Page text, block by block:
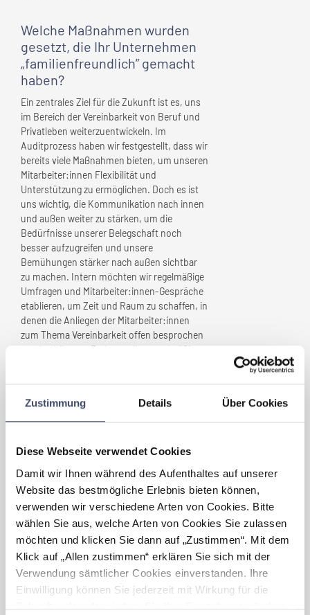
Zustimmung Details Über Cookies
Diese Webseite verwendet Cookies
Damit wir Ihnen während des Aufenthaltes auf unserer
Website das bestmögliche Erlebnis bieten können,
verwenden wir verschiedene Arten von Cookies. Bitte
wählen Sie aus, welche Arten von Cookies Sie zulassen
möchten und klicken Sie dann auf „Zustimmen“. Mit dem
Klick auf „Allen zustimmen“ erklären Sie sich mit der
Verwendung sämtlicher Cookies einverstanden. Ihre
Einwilligung können Sie jederzeit mit Wirkung für die
Welche Maßnahmen wurden
gesetzt, die Ihr Unternehmen
„familienfreundlich” gemacht
haben?
Ein zentrales Ziel für die Zukunft ist es, uns
im Bereich der Vereinbarkeit von Beruf und
Privatleben weiterzuentwickeln. Im
Auditprozess haben wir festgestellt, dass wir
bereits viele Maßnahmen bieten, um unseren
Mitarbeiter:innen Flexibilität und
Unterstützung zu ermöglichen. Doch es ist
uns wichtig, die Kommunikation nach innen
und außen weiter zu stärken, um die
Bedürfnisse unserer Belegschaft noch
besser aufzugreifen und unsere
Bemühungen stärker nach außen sichtbar
zu machen. Intern möchten wir regelmäßige
Umfragen und Mitarbeiter:innen-Gespräche
etablieren, um Zeit und Raum zu schaffen, in
denen die Anliegen der Mitarbeiter:innen
zum Thema Vereinbarkeit offen besprochen
werden können. Zudem sollen regelmäßige
Bedürfnisse reagieren und diese in unsere
strategischen Maßnahmen einfließen lassen.
Öffentlichkeitsarbeit intensivieren. Uns ist es
Unternehmenskultur, auch nach außen zu
tragen. Durch unter anderem eine verstärkte
Präsenz in den sozialen Medien wollen wir
zeigen, wie sehr uns unsere
Mitarbeiter:innen am Herzen liegen und
welchen Stellenwert sie in unserem
Unternehmen haben.